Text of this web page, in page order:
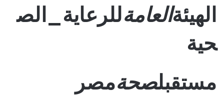
الهيئةالعامةللرعاية_الص
حية
مستقبلصحةمصر